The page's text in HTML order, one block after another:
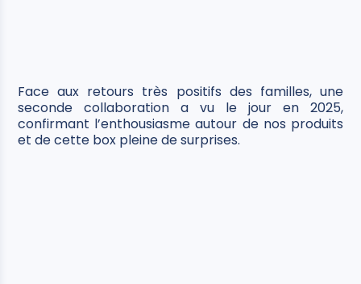
Face aux retours très positifs des familles, une
seconde collaboration a vu le jour en 2025,
confirmant l’enthousiasme autour de nos produits
et de cette box pleine de surprises.